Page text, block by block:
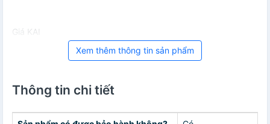
Giá KAI
Xem thêm thông tin sản phẩm
Thông tin chi tiết